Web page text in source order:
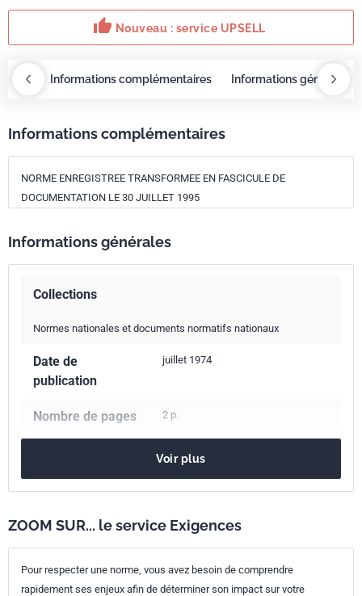
thumb_up Nouveau : service UPSELL
Informations complémentaires Informations générales
Informations complémentaires
NORME ENREGISTREE TRANSFORMEE EN FASCICULE DE
DOCUMENTATION LE 30 JUILLET 1995
Informations générales
Collections
Normes nationales et documents normatifs nationaux
Date de
publication
juillet 1974
Nombre de pages 2 p.
Codes ICS
Indice de
R33-103
Numéro de tirage 1 - décembre 1974
Voir plus
ZOOM SUR... le service Exigences
Pour respecter une norme, vous avez besoin de comprendre
rapidement ses enjeux afin de déterminer son impact sur votre